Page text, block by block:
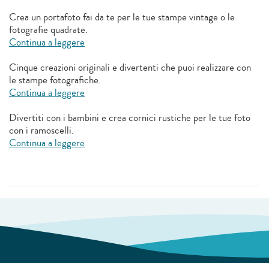
Crea un portafoto fai da te per le tue stampe vintage o le
fotografie quadrate.
Continua a leggere
Cinque creazioni originali e divertenti che puoi realizzare con
le stampe fotografiche.
Continua a leggere
Divertiti con i bambini e crea cornici rustiche per le tue foto
con i ramoscelli.
Continua a leggere